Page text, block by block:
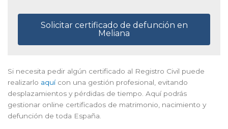
Solicitar certificado de defunción en
Meliana
Si necesita pedir algún certificado al Registro Civil puede
realizarlo aquícon una gestión profesional, evitando
desplazamientos y pérdidas de tiempo. Aquí podrás
gestionar online certificados de matrimonio, nacimiento y
defunción de toda España.